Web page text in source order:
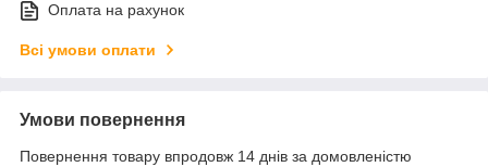
Оплата на рахунок
Всі умови оплати
Умови повернення
Повернення товару впродовж 14 днів за домовленістю